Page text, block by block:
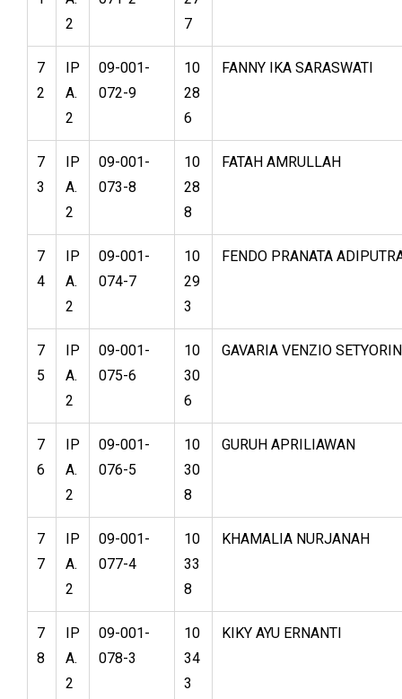
2
7
7
2
IP
A.
2
09-001-
072-9
10
28
6
FANNY IKA SARASWATI
7
3
IP
A.
2
09-001-
073-8
10
28
8
FATAH AMRULLAH
7
4
IP
A.
2
09-001-
074-7
10
29
3
FENDO PRANATA
7
5
IP
A.
2
09-001-
075-6
10
30
6
GAVARIA VENZIO
7
6
IP
A.
2
09-001-
076-5
10
30
8
GURUH APRILIAWAN
7
7
IP
A.
2
09-001-
077-4
10
33
8
KHAMALIA NURJANAH
7
8
IP
A.
2
09-001-
078-3
10
34
3
KIKY AYU ERNANTI